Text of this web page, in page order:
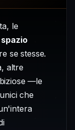
le
se stesse.
altre
—le
che